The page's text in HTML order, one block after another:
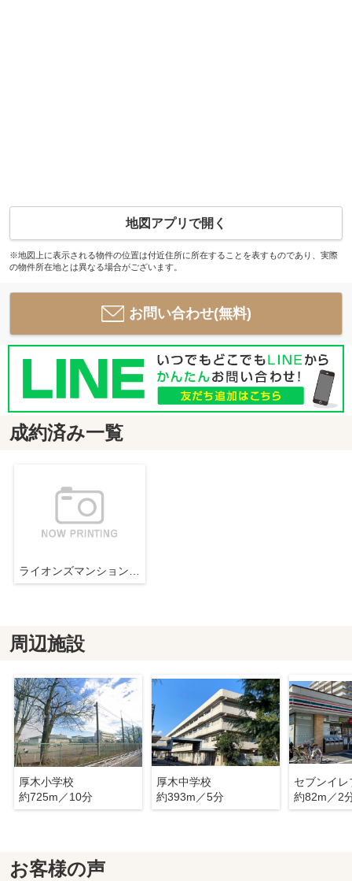
地図アプリで開く
※地図上に表示される物件の位置は付近住所に所在することを表すものであり、実際
の物件所在地とは異なる場合がございます。
お問い合わせ(無料)
成約済み一覧
ライオンズマンション厚木『リフォーム済み』【仲介手数料無料】
周辺施設
厚木小学校
約725m／10分
厚木中学校
約393m／5分
約82m／2
お客様の声